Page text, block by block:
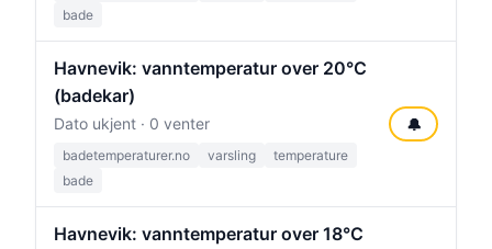
bade
Havnevik: vanntemperatur over 20°C
(badekar)
Dato ukjent · 0 venter
badetemperaturer.no varsling
temperature
bade
🔔
Havnevik: vanntemperatur over 18°C